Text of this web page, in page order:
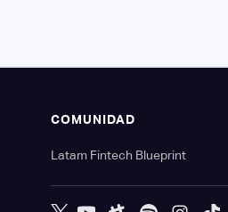
COMUNIDAD
Latam Fintech Blueprint